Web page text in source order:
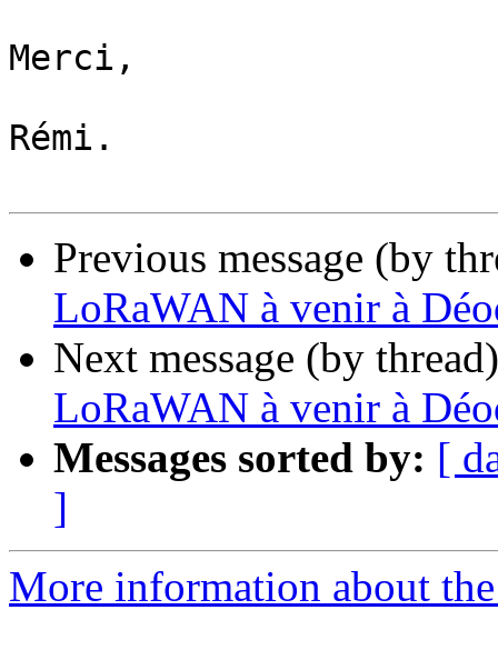
Merci,
Rémi.
Previous message (by
LoRaWAN à venir à
Next message (by
LoRaWAN à venir à
Messages sorted by: [
]
More information about